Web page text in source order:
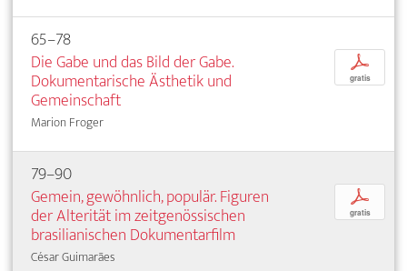
65–78
Die Gabe und das Bild der Gabe.
Dokumentarische Ästhetik und
Gemeinschaft
Marion Froger
p
gratis
79–90
Gemein, gewöhnlich, populär. Figuren
der Alterität im zeitgenössischen
brasilianischen Dokumentarfilm
César Guimarães
p
gratis